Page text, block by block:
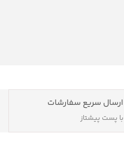
ارسال سریع سفارشات
با پست پیشتاز